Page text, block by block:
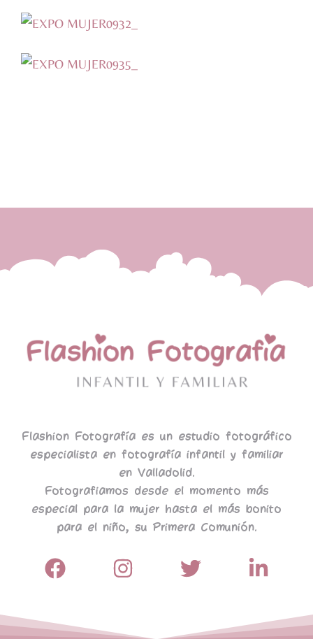
Flashion Fotografía es un estudio fotográfico
especialista en fotografía infantil y familiar
en Valladolid.
Fotografiamos desde el momento más
especial para la mujer hasta el más bonito
para el niño, su Primera Comunión.